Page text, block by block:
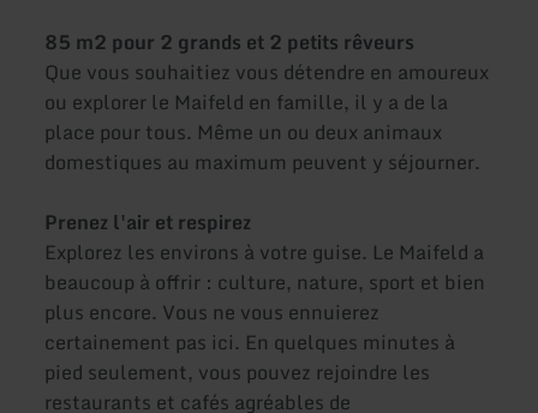
85 m2 pour 2 grands et 2 petits rêveurs
Que vous souhaitiez vous détendre en amoureux
ou explorer le Maifeld en famille, il y a de la
place pour tous. Même un ou deux animaux
domestiques au maximum peuvent y séjourner.
Prenez l'air et respirez
Explorez les environs à votre guise. Le Maifeld a
beaucoup à offrir : culture, nature, sport et bien
plus encore. Vous ne vous ennuierez
certainement pas ici. En quelques minutes à
pied seulement, vous pouvez rejoindre les
restaurants et cafés agréables de